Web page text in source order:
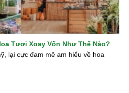
Tươi Xoay Vốn Như Thế Nào?
lại cực đam mê am hiểu về hoa